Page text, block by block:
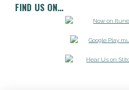
FIND US ON…